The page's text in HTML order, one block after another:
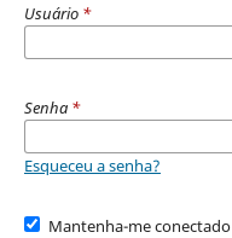
Usuário *
Senha *
Esqueceu a senha?
Mantenha-me conectado